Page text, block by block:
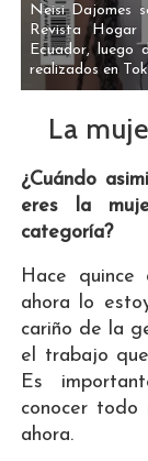
Neisi Dajomes
Revista Hogar
Ecuador, luego
realizados en
La
¿Cuándo
eres la
categoría?
Hace
ahora lo
cariño de la
el trabajo
Es
conocer
ahora.